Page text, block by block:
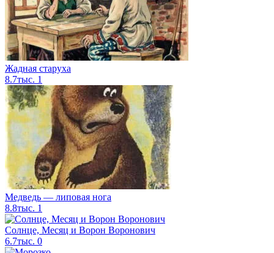
Жадная старуха
8.7тыс. 1
Медведь — липовая нога
8.8тыс. 1
Солнце, Месяц и Ворон Воронович
6.7тыс. 0